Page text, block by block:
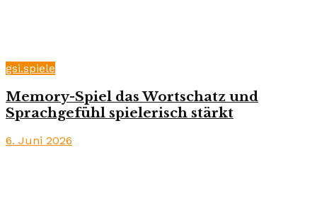
gsi.spiele
Memory-Spiel das Wortschatz und
Sprachgefühl spielerisch stärkt
6. Juni 2026